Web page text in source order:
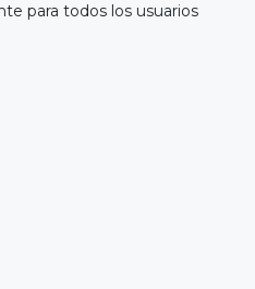
para todos los usuarios